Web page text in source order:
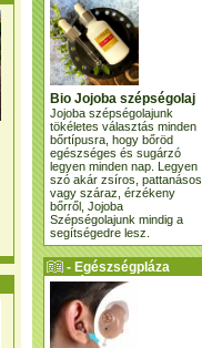
Bio Jojoba szépségolaj
Jojoba szépségolajunk
tökéletes választás minden
bőrtípusra, hogy bőröd
egészséges és sugárzó
legyen minden nap. Legyen
szó akár zsíros, pattanásos
vagy száraz, érzékeny
bőrről, Jojoba
Szépségolajunk mindig a
segítségedre lesz.
- Egészségpláza
ajánlatunk -